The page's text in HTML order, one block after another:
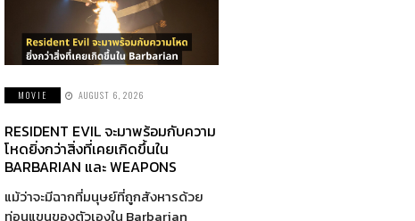
MOVIE AUGUST 6, 2026
RESIDENT EVIL จะมาพร้อมกับความ
โหดยิ่งกว่าสิ่งที่เคยเกิดขึ้นใน
BARBARIAN และ WEAPONS
แม้ว่าจะมีฉากที่มนุษย์ที่ถูกสังหารด้วย
ท่อนแขนของตัวเองใน Barbarian